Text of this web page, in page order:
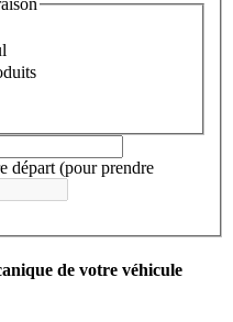
départ (pour prendre
de votre véhicule